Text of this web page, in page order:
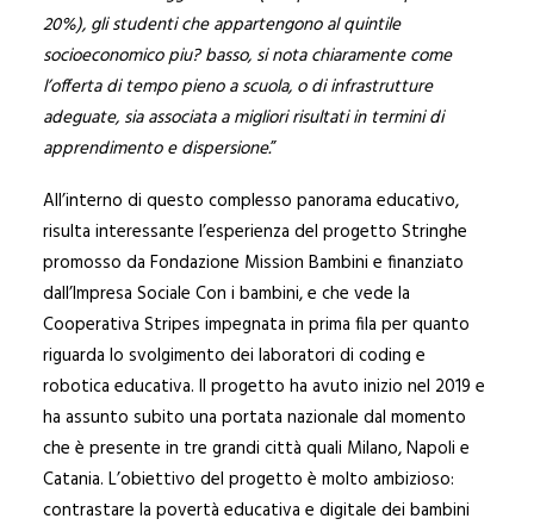
20%), gli studenti che appartengono al quintile
socioeconomico piu? basso, si nota chiaramente come
l’offerta di tempo pieno a scuola, o di infrastrutture
adeguate, sia associata a migliori risultati in termini di
apprendimento e dispersione.”
All’interno di questo complesso panorama educativo,
risulta interessante l’esperienza del progetto Stringhe
promosso da Fondazione Mission Bambini e finanziato
dall’Impresa Sociale Con i bambini, e che vede la
Cooperativa Stripes impegnata in prima fila per quanto
riguarda lo svolgimento dei laboratori di coding e
robotica educativa. Il progetto ha avuto inizio nel 2019 e
ha assunto subito una portata nazionale dal momento
che è presente in tre grandi città quali Milano, Napoli e
Catania. L’obiettivo del progetto è molto ambizioso:
contrastare la povertà educativa e digitale dei bambini